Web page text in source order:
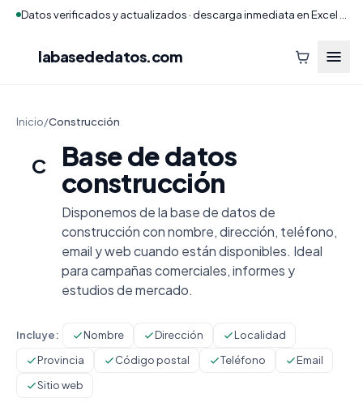
labasededatos.com
Inicio/Construcción
C
Base de datos
construcción
Disponemos de la base de datos de
construcción con nombre, dirección, teléfono,
email y web cuando están disponibles. Ideal
para campañas comerciales, informes y
estudios de mercado.
Incluye: Nombre Dirección
Localidad
Provincia
Código postal Teléfono
Email
Sitio web